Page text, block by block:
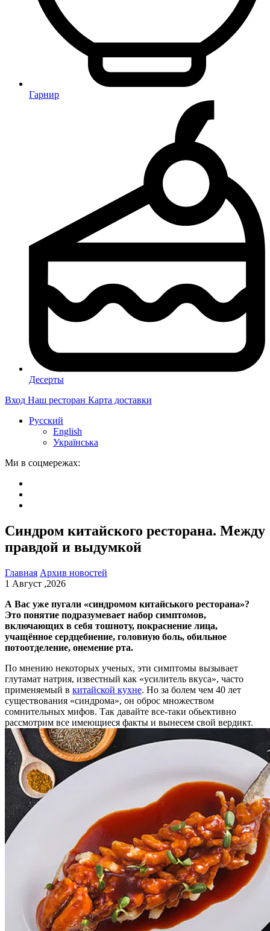
Гарнир
Десерты
Вход Наш ресторан Карта доставки
Русский
English
Українська
Ми в соцмережах:
Синдром китайского ресторана. Между
правдой и выдумкой
Главная Архив новостей
1 Август ,2026
А Вас уже пугали «синдромом китайського ресторана»?
Это понятие подразумевает набор симптомов,
включающих в себя тошноту, покраснение лица,
учащённое сердцебиение, головную боль, обильное
потоотделение, онемение рта.
По мнению некоторых ученых, эти симптомы вызывает
глутамат натрия, известный как «усилитель вкуса», часто
применяемый в китайской кухне. Но за болем чем 40 лет
существования «синдрома», он оброс множеством
сомнительных мифов. Так давайте все-таки обьективно
рассмотрим все имеющиеся факты и вынесем свой вердикт.